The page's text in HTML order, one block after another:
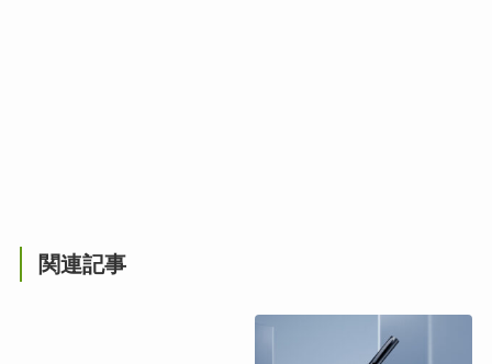
関連記事